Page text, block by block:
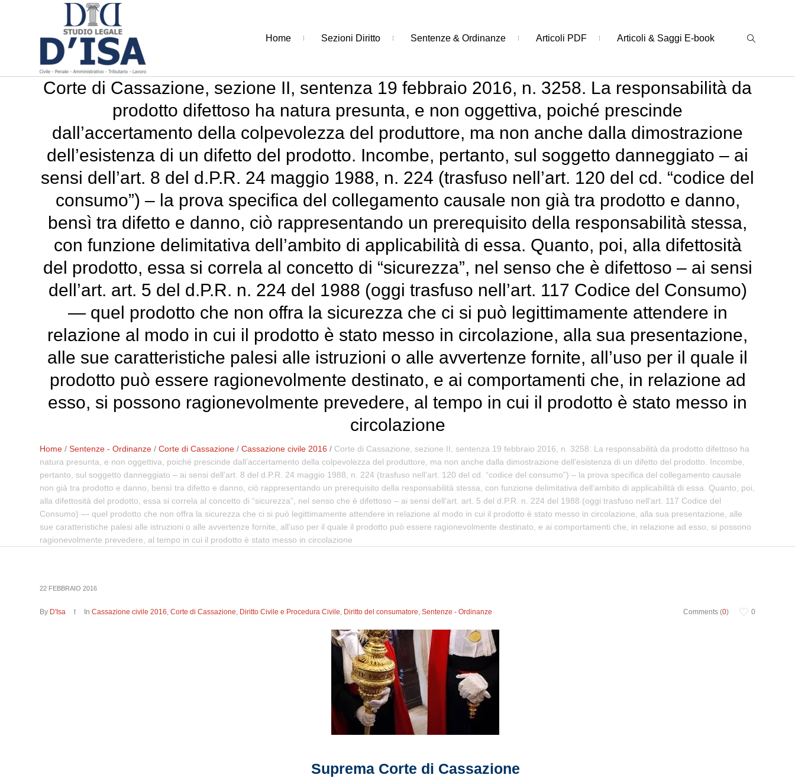
Home Sezioni Diritto Sentenze & Ordinanze Articoli PDF Articoli & Saggi E-book
Corte di Cassazione, sezione II, sentenza 19 febbraio 2016, n. 3258. La responsabilità da
prodotto difettoso ha natura presunta, e non oggettiva, poiché prescinde
dall’accertamento della colpevolezza del produttore, ma non anche dalla dimostrazione
dell’esistenza di un difetto del prodotto. Incombe, pertanto, sul soggetto danneggiato – ai
sensi dell’art. 8 del d.P.R. 24 maggio 1988, n. 224 (trasfuso nell’art. 120 del cd. “codice del
consumo”) – la prova specifica del collegamento causale non già tra prodotto e danno,
bensì tra difetto e danno, ciò rappresentando un prerequisito della responsabilità stessa,
con funzione delimitativa dell’ambito di applicabilità di essa. Quanto, poi, alla difettosità
del prodotto, essa si correla al concetto di “sicurezza”, nel senso che è difettoso – ai sensi
dell’art. art. 5 del d.P.R. n. 224 del 1988 (oggi trasfuso nell’art. 117 Codice del Consumo)
— quel prodotto che non offra la sicurezza che ci si può legittimamente attendere in
relazione al modo in cui il prodotto è stato messo in circolazione, alla sua presentazione,
alle sue caratteristiche palesi alle istruzioni o alle avvertenze fornite, all’uso per il quale il
prodotto può essere ragionevolmente destinato, e ai comportamenti che, in relazione ad
esso, si possono ragionevolmente prevedere, al tempo in cui il prodotto è stato messo in
circolazione
Home /Sentenze - Ordinanze /Corte di Cassazione /Cassazione civile 2016 / Corte di Cassazione, sezione II, sentenza 19 febbraio 2016, n. 3258. La responsabilità da prodotto difettoso ha
natura presunta, e non oggettiva, poiché prescinde dall’accertamento della colpevolezza del produttore, ma non anche dalla dimostrazione dell’esistenza di un difetto del prodotto. Incombe,
pertanto, sul soggetto danneggiato – ai sensi dell’art. 8 del d.P.R. 24 maggio 1988, n. 224 (trasfuso nell’art. 120 del cd. “codice del consumo”) – la prova specifica del collegamento causale
non già tra prodotto e danno, bensì tra difetto e danno, ciò rappresentando un prerequisito della responsabilità stessa, con funzione delimitativa dell’ambito di applicabilità di essa. Quanto, poi,
alla difettosità del prodotto, essa si correla al concetto di “sicurezza”, nel senso che è difettoso – ai sensi dell’art. art. 5 del d.P.R. n. 224 del 1988 (oggi trasfuso nell’art. 117 Codice del
Consumo) — quel prodotto che non offra la sicurezza che ci si può legittimamente attendere in relazione al modo in cui il prodotto è stato messo in circolazione, alla sua presentazione, alle
sue caratteristiche palesi alle istruzioni o alle avvertenze fornite, all’uso per il quale il prodotto può essere ragionevolmente destinato, e ai comportamenti che, in relazione ad esso, si possono
ragionevolmente prevedere, al tempo in cui il prodotto è stato messo in circolazione
22 FEBBRAIO 2016
Comments (0) 0
By D'Isa InCassazione civile 2016,Corte di Cassazione, Diritto Civile e Procedura Civile, Diritto del consumatore,Sentenze - Ordinanze
Suprema Corte di Cassazione